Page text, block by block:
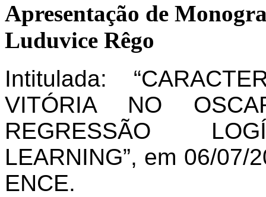
Apresentação de
Luduvice Rêgo
Intitulada:
VITÓRIA NO
REGRESSÃO
LEARNING”, em 06/
ENCE.